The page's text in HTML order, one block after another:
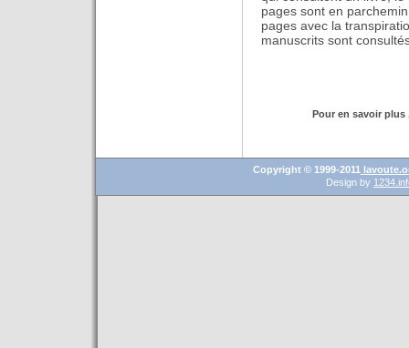
pages sont en
pages avec la
manuscrits sont
Pour en savoir plus
Copyright © 1999-2011
Design by